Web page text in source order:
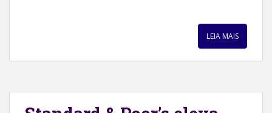
LEIA MAIS